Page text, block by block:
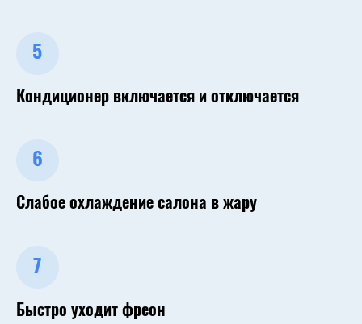
5
Кондиционер включается и отключается
6
Слабое охлаждение салона в жару
7
Быстро уходит фреон